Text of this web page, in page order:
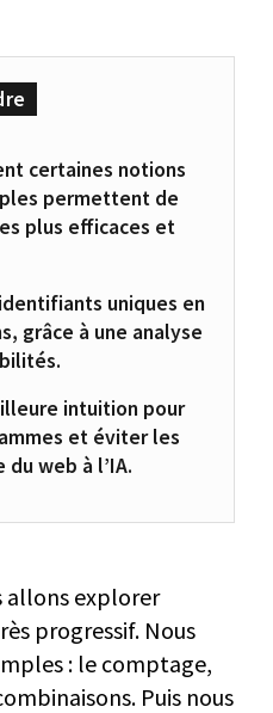
certaines notions
permettent de
plus efficaces et
uniques en
grâce à une analyse
intuition pour
et éviter les
web à l’IA.
allons explorer
progressif. Nous
: le comptage,
Puis nous